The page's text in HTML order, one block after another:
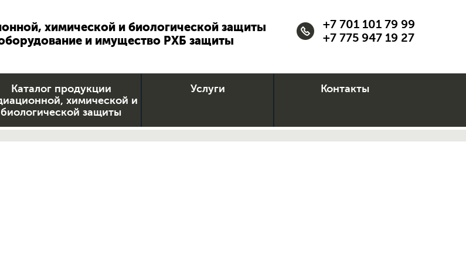
химической и биологической защиты
и имущество РХБ защиты
+7 701 101 79 99
+7 775 947 19 27
Каталог продукции
химической и
биологической защиты
Услуги Контакты